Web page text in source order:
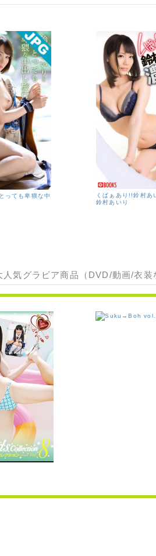
っても卑猥な中
くぱぁあり!!鈴村あ
鈴村あいり
人気グラビア商品（DVD/動画/衣装